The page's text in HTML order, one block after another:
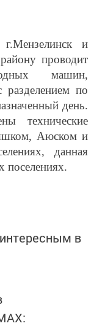
и
проводит
машин,
по
день.
технические
Аюском и
данная
поселениях.
в